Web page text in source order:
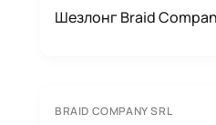
Шезлонг Braid
BRAID COMPANY SRL